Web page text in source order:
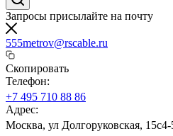
Запросы присылайте на почту
555metrov@rscable.ru
Скопировать
Телефон:
+7 495 710 88 86
Адрес:
Москва, ул Долгоруковская, 15с4-